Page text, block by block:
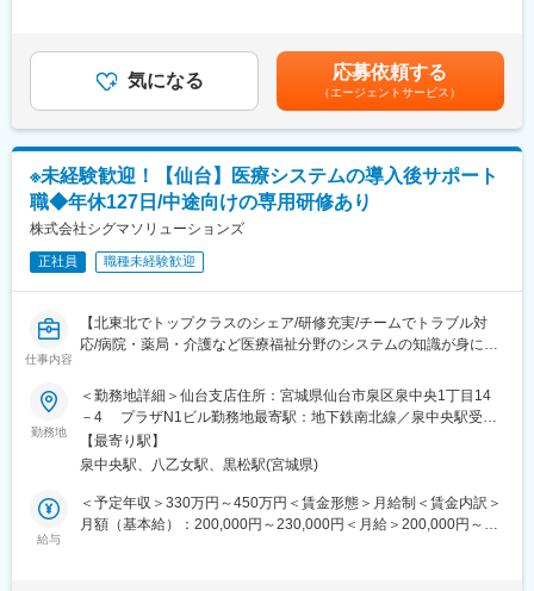
・保健事業対象者の自宅に出向いての訪問指導
・オンラインやICTメールを活用した保健指導
・日常的なPCを使用した業務管理とシステム入力
■組織体制：
当社は、保健師や管理栄養士だけでなく、看護師や臨床心理士と
いった専門職が多数在籍しています。
～より多くの「こころと身体」の健康の実現に貢献します～を理
念に、対象者の心身の健康状態を分析し総合的なヘルスケアサー
誇ります。
中途入社、業界未経験の方が多数在籍しています。
在宅ワークも可能な就業環境で、休日も充実の体制プライベート
とも両立しながら長くご活躍頂ける環境です。
※フルリモートは不可になります。
■当社の特徴：
・「SOMPOホールディングス」のグループ会社につき、安定した
気になる 応募依頼する
（エージェントサービス）
※未経験歓迎！【仙台】医療システムの導入後サポート
職◆年休127日/中途向けの専用研修あり
株式会社シグマソリューションズ
正社員 職種未経験歓迎
仕事内容
【北東北でトップクラスのシェア/研修充実/チームでトラブル対
応/病院・薬局・介護など医療福祉分野のシステムの知識が身につ
■魅力
・年間休日127日、残業20時間程度で働きやすい環境です！
・青森や秋田などの東北北部地域にて、医療機関向けシステムの
導入でトップクラスのシェアを誇るため、業界における認知度が
高く、安定しています！
■業務内容：
勤務地
＜勤務地詳細＞仙台支店住所：宮城県仙台市泉区泉中央1丁目14
－4 プラザN1ビル勤務地最寄駅：地下鉄南北線／泉中央駅受動
喫煙対策：屋内全面禁煙変更の範囲：会社の定める事業所
【最寄り駅】
泉中央駅、八乙女駅、黒松駅(宮城県)
給与
＜予定年収＞330万円～450万円＜賃金形態＞月給制＜賃金内訳＞
月額（基本給）：200,000円～230,000円＜月給＞200,000円～